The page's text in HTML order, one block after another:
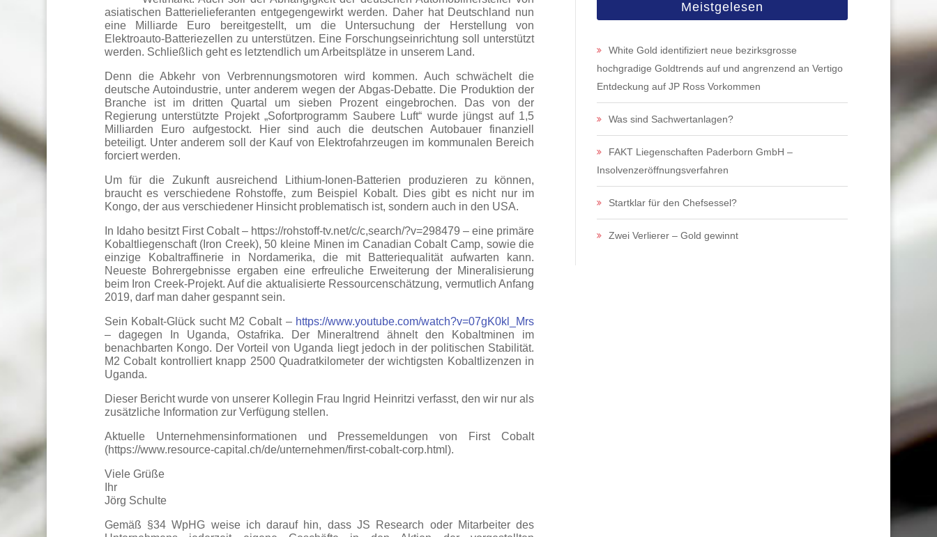
asiatischen Batterielieferanten entgegengewirkt werden. Daher hat Deutschland nun
eine Milliarde Euro bereitgestellt, um die Untersuchung der Herstellung von
Elektroauto-Batteriezellen zu unterstützen. Eine Forschungseinrichtung soll unterstützt
werden. Schließlich geht es letztendlich um Arbeitsplätze in unserem Land.
Denn die Abkehr von Verbrennungsmotoren wird kommen. Auch schwächelt die
deutsche Autoindustrie, unter anderem wegen der Abgas-Debatte. Die Produktion der
Branche ist im dritten Quartal um sieben Prozent eingebrochen. Das von der
Regierung unterstützte Projekt „Sofortprogramm Saubere Luft“ wurde jüngst auf 1,5
Milliarden Euro aufgestockt. Hier sind auch die deutschen Autobauer finanziell
beteiligt. Unter anderem soll der Kauf von Elektrofahrzeugen im kommunalen Bereich
forciert werden.
Um für die Zukunft ausreichend Lithium-Ionen-Batterien produzieren zu können,
braucht es verschiedene Rohstoffe, zum Beispiel Kobalt. Dies gibt es nicht nur im
Kongo, der aus verschiedener Hinsicht problematisch ist, sondern auch in den USA.
In Idaho besitzt First Cobalt – https://rohstoff-tv.net/c/c,search/?v=298479 – eine primäre
Kobaltliegenschaft (Iron Creek), 50 kleine Minen im Canadian Cobalt Camp, sowie die
einzige Kobaltraffinerie in Nordamerika, die mit Batteriequalität aufwarten kann.
Neueste Bohrergebnisse ergaben eine erfreuliche Erweiterung der Mineralisierung
beim Iron Creek-Projekt. Auf die aktualisierte Ressourcenschätzung, vermutlich Anfang
2019, darf man daher gespannt sein.
Sein Kobalt-Glück sucht M2 Cobalt – https://www.youtube.com/watch?v=07gK0kl_Mrs
– dagegen In Uganda, Ostafrika. Der Mineraltrend ähnelt den Kobaltminen im
benachbarten Kongo. Der Vorteil von Uganda liegt jedoch in der politischen Stabilität.
M2 Cobalt kontrolliert knapp 2500 Quadratkilometer der wichtigsten Kobaltlizenzen in
Uganda.
Dieser Bericht wurde von unserer Kollegin Frau Ingrid Heinritzi verfasst, den wir nur als
zusätzliche Information zur Verfügung stellen.
Aktuelle Unternehmensinformationen und Pressemeldungen von First Cobalt
(https://www.resource-capital.ch/de/unternehmen/first-cobalt-corp.html).
Viele Grüße
Ihr
Jörg Schulte
Gemäß §34 WpHG weise ich darauf hin, dass JS Research oder Mitarbeiter des
Meistgelesen
White Gold identifiziert neue bezirksgrosse
hochgradige Goldtrends auf und angrenzend an Vertigo
Entdeckung auf JP Ross Vorkommen
Was sind Sachwertanlagen?
FAKT Liegenschaften Paderborn GmbH –
Insolvenzeröffnungsverfahren
Startklar für den Chefsessel?
Zwei Verlierer – Gold gewinnt